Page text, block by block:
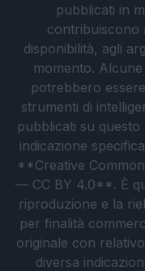
pubblicati in
contribuiscono
disponibilità, agli
momento.
potrebbero
strumenti di
pubblicati su
indicazione
**Creative
— CC BY 4.0**. È
riproduzione e la
per finalità
originale con
diversa